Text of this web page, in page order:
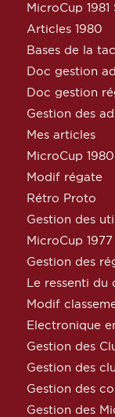
MicroCup 1981
Articles 1980
Bases de la
Doc gestion
Doc gestion
Gestion des
Mes articles
MicroCup
Modif régate
Rétro Proto
Gestion des
MicroCup
Gestion des
Le ressenti du
Modif
Electronique
Gestion des
Gestion des
Gestion des
Gestion des